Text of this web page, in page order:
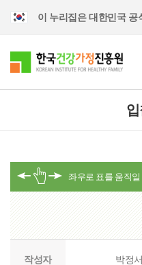
이 누리집은 대한민국 공
작성자 박정서